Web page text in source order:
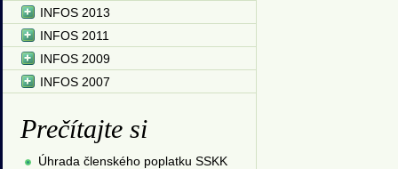
INFOS 2013
INFOS 2011
INFOS 2009
INFOS 2007
Prečítajte si
Úhrada členského poplatku SSKK